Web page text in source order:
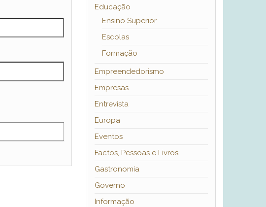
Educação
Ensino Superior
Escolas
Formação
Empreendedorismo
Empresas
Entrevista
Europa
Eventos
Factos, Pessoas e Livros
Gastronomia
Governo
Informação